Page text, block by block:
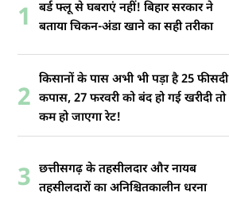
1
बर्ड फ्लू से घबराएं नहीं! बिहार सरकार ने
बताया चिकन-अंडा खाने का सही तरीका
2
किसानों के पास अभी भी पड़ा है 25 फीसदी
कपास, 27 फरवरी को बंद हो गई खरीदी तो
कम हो जाएगा रेट!
3 छत्तीसगढ़ के तहसीलदार और नायब
तहसीलदारों का अनिश्चितकालीन धरना